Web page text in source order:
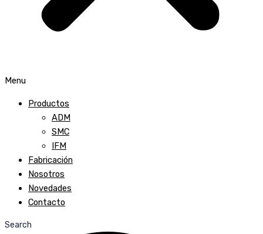
Menu
Productos
ADM
SMC
IFM
Fabricación
Nosotros
Novedades
Contacto
Search